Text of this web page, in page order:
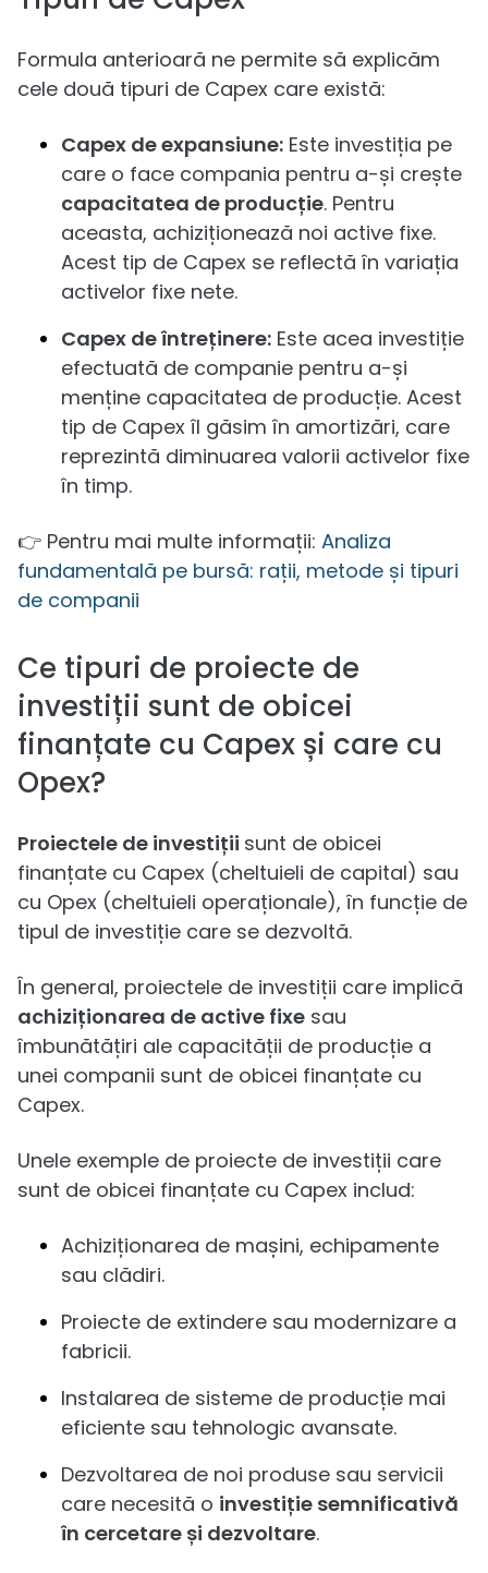
Formula anterioară ne permite să explicăm
cele două tipuri de Capex care există:
Capex de expansiune: Este investiția pe
care o face compania pentru a-și crește
capacitatea de producție. Pentru
aceasta, achiziționează noi active fixe.
Acest tip de Capex se reflectă în variația
activelor fixe nete.
Capex de întreținere: Este acea investiție
efectuată de companie pentru a-și
menține capacitatea de producție. Acest
tip de Capex îl găsim în amortizări, care
reprezintă diminuarea valorii activelor fixe
în timp.
👉 Pentru mai multe informații: Analiza
fundamentală pe bursă: rații, metode și tipuri
de companii
Ce tipuri de proiecte de
investiții sunt de obicei
finanțate cu Capex și care cu
Opex?
Proiectele de investiții sunt de obicei
finanțate cu Capex (cheltuieli de capital) sau
cu Opex (cheltuieli operaționale), în funcție de
tipul de investiție care se dezvoltă.
În general, proiectele de investiții care implică
achiziționarea de active fixe sau
îmbunătățiri ale capacității de producție a
unei companii sunt de obicei finanțate cu
Capex.
Unele exemple de proiecte de investiții care
sunt de obicei finanțate cu Capex includ:
Achiziționarea de mașini, echipamente
sau clădiri.
Proiecte de extindere sau modernizare a
fabricii.
Instalarea de sisteme de producție mai
eficiente sau tehnologic avansate.
Dezvoltarea de noi produse sau servicii
care necesită o investiție semnificativă
în cercetare și dezvoltare.